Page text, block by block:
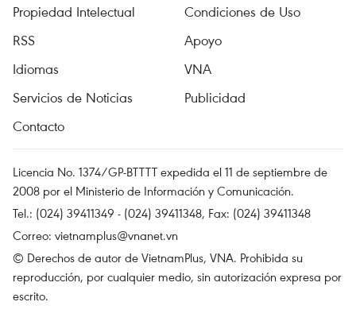
Propiedad Intelectual
Condiciones de Uso
RSS
Apoyo
Idiomas
VNA
Servicios de Noticias
Publicidad
Contacto
Licencia No. 1374/GP-BTTTT expedida el 11 de septiembre de
2008 por el Ministerio de Información y Comunicación.
Tel.: (024) 39411349 - (024) 39411348, Fax: (024) 39411348
Correo: vietnamplus@vnanet.vn
© Derechos de autor de VietnamPlus, VNA. Prohibida su
reproducción, por cualquier medio, sin autorización expresa por
escrito.